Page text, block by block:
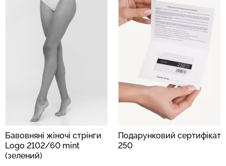
Бавовняні жіночі стрінги
Logo 2102/60 mint
(зелений)
Подарунковий сертифікат
250